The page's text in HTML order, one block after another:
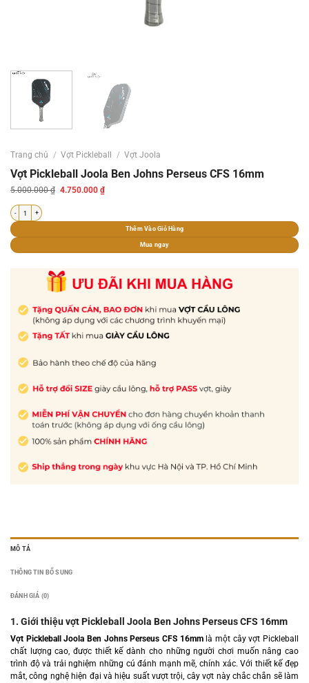
Trang chủ / Vợt Pickleball / Vợt Joola
Vợt Pickleball Joola Ben Johns Perseus CFS 16mm
5.000.000₫ Giá
4.750.000 ₫Giá
hiện
4.750.000 ₫.
Vợt Pickleball Joola Ben Johns Perseus CFS 16mm số lượng
Thêm Vào Giỏ Hàng
Mua ngay
MÔ TẢ
THÔNG TIN BỔ SUNG
ĐÁNH GIÁ (0)
1. Giới thiệu vợt Pickleball Joola Ben Johns Perseus CFS 16mm
Vợt Pickleball Joola Ben Johns Perseus CFS 16mmlà một cây vợt Pickleball
chất lượng cao, được thiết kế dành cho những người chơi muốn nâng cao
trình độ và trải nghiệm những cú đánh mạnh mẽ, chính xác. Với thiết kế đẹp
mắt, công nghệ hiện đại và hiệu suất vượt trội, cây vợt này chắc chắn sẽ làm